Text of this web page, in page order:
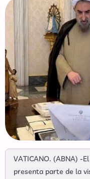
VATICANO. (ABNA) -
presenta parte de la